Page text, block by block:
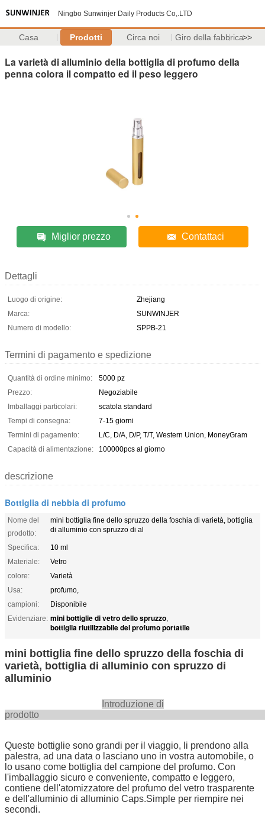
Ningbo Sunwinjer Daily Products Co,.LTD
Casa Prodotti Circa noi Giro della fabbrica>>
La varietà di alluminio della bottiglia di profumo della
penna colora il compatto ed il peso leggero
Miglior prezzo Contattaci
Dettagli
Luogo di origine:
Zhejiang
Marca:
SUNWINJER
Numero di modello:
SPPB-21
Termini di pagamento e spedizione
Quantità di ordine minimo:
5000 pz
Prezzo:
Negoziabile
Imballaggi particolari:
scatola standard
Tempi di consegna:
7-15 giorni
Termini di pagamento:
L/C, D/A, D/P, T/T, Western Union, MoneyGram
Capacità di alimentazione:
100000pcs al giorno
descrizione
Bottiglia di nebbia di profumo
Nome del
prodotto:
mini bottiglia fine dello spruzzo della foschia di varietà, bottiglia
di alluminio con spruzzo di al
Specifica:
10 ml
Materiale:
Vetro
colore:
Varietà
Usa:
profumo,
campioni:
Disponibile
Evidenziare: mini bottiglie di vetro dello spruzzo,
bottiglia riutilizzabile del profumo portatile
mini bottiglia fine dello spruzzo della foschia di
varietà, bottiglia di alluminio con spruzzo di
alluminio
Introduzione di
Queste bottiglie sono grandi per il viaggio, li prendono alla
palestra, ad una data o lasciano uno in vostra automobile, o
lo usano come bottiglia del campione del profumo. Con
l'imballaggio sicuro e conveniente, compatto e leggero,
contiene dell'atomizzatore del profumo del vetro trasparente
e dell'alluminio di alluminio Caps.Simple per riempire nei
secondi.